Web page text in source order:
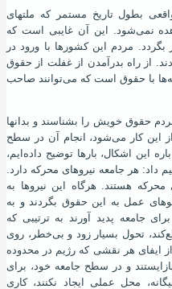
بطول تاریخ مستمر که ملتهای
نمی‌شود. این آن غایبی است که
مردم این کشورها با ورود در
از راه بدرآمدن از غفلت از حقوق
با حقوق است که می‌توانند صاحب
حقوق خویش را بشناسند و بدانها
این کار می‌شود، انجام آن در سطح
این اشکال، بارها توضیح داده‌ایم،
داد: هر جامعه نیروهای محرکه دارد.
محرکه هستند. هرگاه این نیروها به
عمل به این حقوق بگردند و به
جامعه پدید آورند به ترتیبی که
تحول بسیار زود و بی‌خطر، روی
ایفای هر نقشی که رﮊیم در محدوده
و در سطح جامعه خود، برای
محل عملی ایجاد نکنند، کاری